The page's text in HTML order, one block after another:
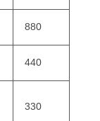
880
440
330